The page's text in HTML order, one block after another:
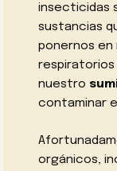
insecticidas
sustancias
ponernos
respiratorios
nuestro
contaminar
orgánicos,